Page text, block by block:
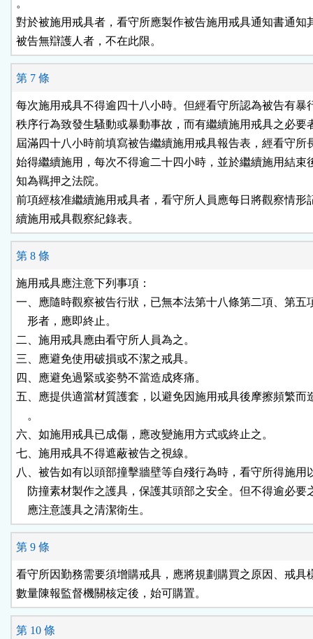
。
對於被施用戒具者，看守所應製作被告施用戒具通知書通知
被告無辯護人者，不在此限。
第 7 條
每次施用戒具不得逾四十八小時。但經看守所認為被告有暴
秩序行為致發生騷動或暴動事故，而有繼續施用戒具之必要
屆滿四十八小時前填寫被告繼續施用戒具報告表，經看守所
始得繼續施用，每次不得逾二十四小時，並於繼續施用結束
知為羈押之法院。
前項經核准繼續施用戒具者，看守所人員應每日將觀察情形
續施用戒具觀察紀錄表。
第 8 條
施用戒具應注意下列事項：
一、應隨時觀察被告行狀，已無本法第十八條第二項、第五
    形者，應即終止。
二、施用戒具應由看守所人員為之。
三、應避免使用破損或不潔之戒具。
四、應避免過緊或姿勢不當造成疼痛。
五、應提供適當材質護套，以避免因施用戒具後摩擦頻繁而
    。
六、如施用戒具已成傷，應改變施用方式或終止之。
七、施用戒具不得遮蔽被告之視線。
八、被告如有以頭部撞擊牆壁等自殘行為時，看守所得施用
防撞素材製作之護具，保護其頭部之安全。但不得逾必要
    應注意護具之清潔衛生。
第 9 條
看守所因勤務需要須增購戒具，應將規劃購買之原因、戒具
數量陳報監督機關核定後，始可購置。
第 10 條